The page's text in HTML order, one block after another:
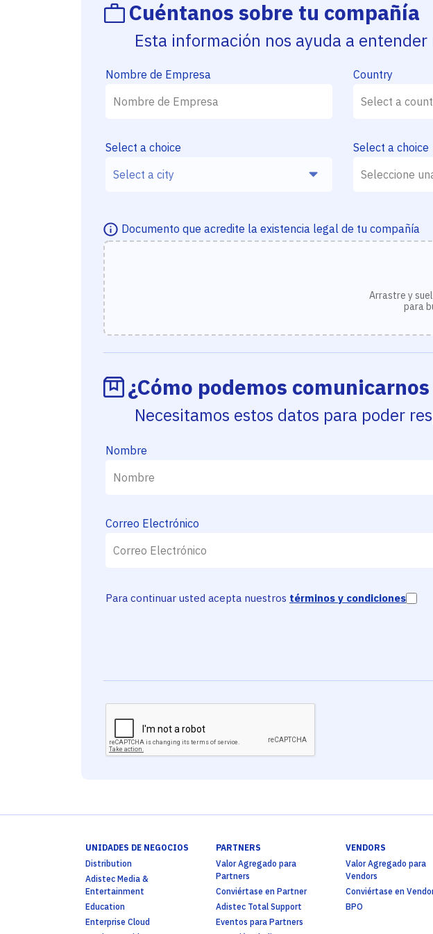
Cuéntanos sobre tu compañía
Esta información nos ayuda a
Nombre de Empresa
Select a choice
Country
Select a choice
Documento que acredite la existencia legal de tu compañía
Arrastre y
para
¿Cómo podemos
Necesitamos estos datos para poder
Nombre
Correo Electrónico
Para continuar usted acepta nuestros términos y condiciones
UNIDADES DE NEGOCIOS
Distribution
Adistec Media &
Entertainment
Education
Enterprise Cloud
PARTNERS
Valor Agregado para
Partners
Conviértase en Partner
Adistec Total Support
Eventos para Partners
VENDORS
Valor Agregado para
Vendors
Conviértase en
BPO